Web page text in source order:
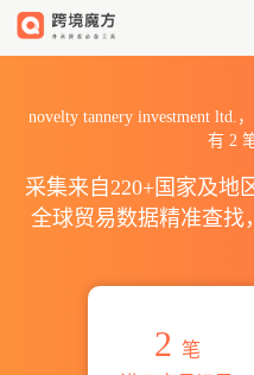
novelty tannery investment ltd.
有 2
采集来自220+国家及地
全球贸易数据精准查找
2 笔